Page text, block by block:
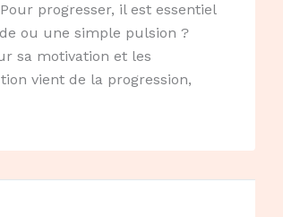
progresser, il est essentiel
ou une simple pulsion ?
sa motivation et les
vient de la progression,